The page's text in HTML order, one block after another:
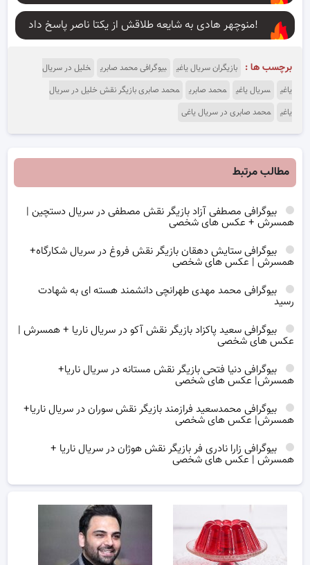
منوچهر هادی به شایعه طلاقش از یکتا ناصر پاسخ داد!
برچسب ها : بازیگران سریال یاغی بیوگرافی محمد صابری
خلیل در سریال
یاغی
سریال یاغی محمد صابری
محمد صابری بازیگر نقش خلیل در سریال
یاغی
محمد صابری در سریال یاغی
مطالب مرتبط
بیوگرافی مصطفی آزاد بازیگر نقش مصطفی در سریال دستچین |
همسرش + عکس های شخصی
بیوگرافی ستایش دهقان بازیگر نقش فروغ در سریال شکارگاه+
همسرش | عکس های شخصی
بیوگرافی محمد مهدی طهرانچی دانشمند هسته ای به شهادت
رسید
بیوگرافی سعید پاکزاد بازیگر نقش آکو در سریال ناریا + همسرش |
عکس های شخصی
بیوگرافی دنیا فتحی بازیگر نقش مستانه در سریال ناریا+
همسرش| عکس های شخصی
بیوگرافی محمدسعید فرازمند بازیگر نقش سوران در سریال ناریا+
همسرش| عکس های شخصی
بیوگرافی زارا نادری فر بازیگر نقش هوژان در سریال ناریا +
همسرش | عکس های شخصی